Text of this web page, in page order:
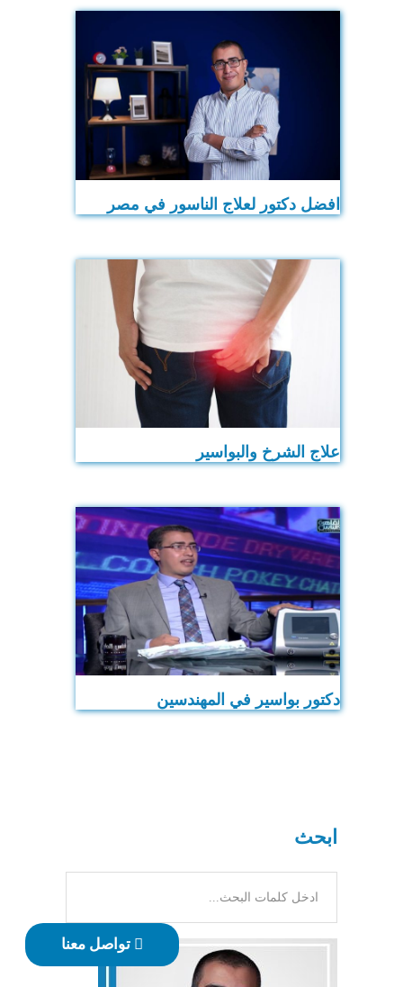
افضل دكتور لعلاج الناسور في مصر
علاج الشرخ والبواسير
دكتور بواسير في المهندسين
ابحث
تواصل معنا